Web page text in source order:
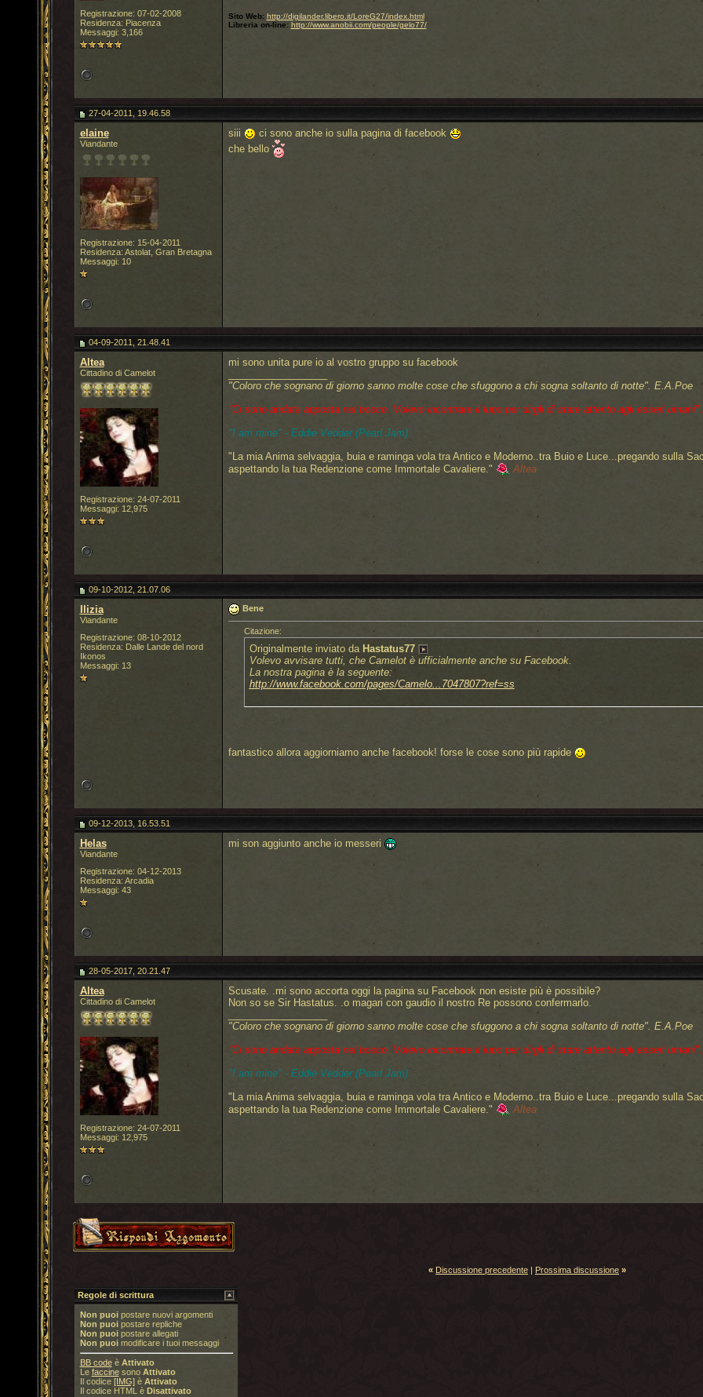
Registrazione: 07-02-2008
Residenza: Piacenza
Messaggi: 3,166
Sito Web: http://digilander.libero.it/LoreG27/index.html
Libreria on-line: http://www.anobii.com/people/gelo77/
27-04-2011, 19.46.58
elaine
Viandante
Registrazione: 15-04-2011
Residenza: Astolat, Gran Bretagna
Messaggi: 10
siii
ci sono anche io sulla pagina di facebook
che bello
04-09-2011, 21.48.41
Altea
Cittadino di Camelot
Registrazione: 24-07-2011
Messaggi: 12,975
mi sono unita pure io al vostro gruppo su facebook
"Coloro che sognano di giorno sanno molte cose che sfuggono a chi sogna soltanto di notte". E.A.Poe
"Ci sono andata apposta nel bosco. Volevo incontrare il lupo per dirgli di stare attento agli esseri
"I am mine" - Eddie Vedder (Pearl Jam)
"La mia Anima selvaggia, buia e raminga vola tra Antico e Moderno..tra Buio e Luce...pregando sulla
aspettando la tua Redenzione come Immortale Cavaliere."
Altea
09-10-2012, 21.07.06
Ilizia
Viandante
Registrazione: 08-10-2012
Residenza: Dalle Lande del nord
Ikonos
Messaggi: 13
Bene
Citazione:
Originalmente inviato da Hastatus77
Volevo avvisare tutti, che Camelot è ufficialmente anche su Facebook.
La nostra pagina è la seguente:
http://www.facebook.com/pages/Camelo...7047807?ref=ss
fantastico allora aggiorniamo anche facebook! forse le cose sono più rapide
09-12-2013, 16.53.51
Helas
Viandante
Registrazione: 04-12-2013
Residenza: Arcadia
Messaggi: 43
mi son aggiunto anche io messeri
28-05-2017, 20.21.47
Altea
Cittadino di Camelot
Registrazione: 24-07-2011
Messaggi: 12,975
Scusate. .mi sono accorta oggi la pagina su Facebook non esiste più è possibile?
Non so se Sir Hastatus. .o magari con gaudio il nostro Re possono confermarlo.
"Coloro che sognano di giorno sanno molte cose che sfuggono a chi sogna soltanto di notte". E.A.Poe
"Ci sono andata apposta nel bosco. Volevo incontrare il lupo per dirgli di stare attento agli esseri
"I am mine" - Eddie Vedder (Pearl Jam)
"La mia Anima selvaggia, buia e raminga vola tra Antico e Moderno..tra Buio e Luce...pregando sulla
aspettando la tua Redenzione come Immortale Cavaliere."
Altea
« Discussione precedente | Prossima discussione »
Regole di scrittura
Non puoipostare nuovi argomenti
Non puoipostare repliche
Non puoipostare allegati
Non puoimodificare i tuoi messaggi
BB codeè Attivato
Le faccinesono Attivato
Il codice [IMG]è Attivato
Il codice HTML è Disattivato